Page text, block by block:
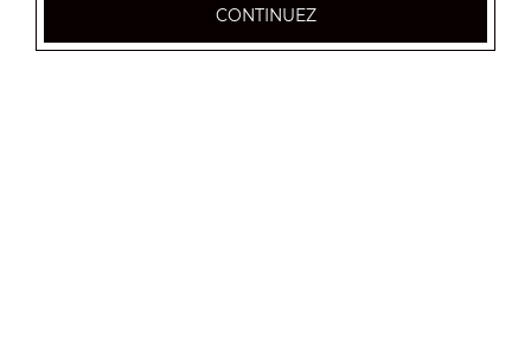
9.90€
CONTINUEZ